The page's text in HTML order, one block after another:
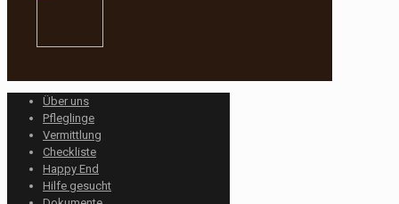
Über uns
Pfleglinge
Vermittlung
Checkliste
Happy End
Hilfe gesucht